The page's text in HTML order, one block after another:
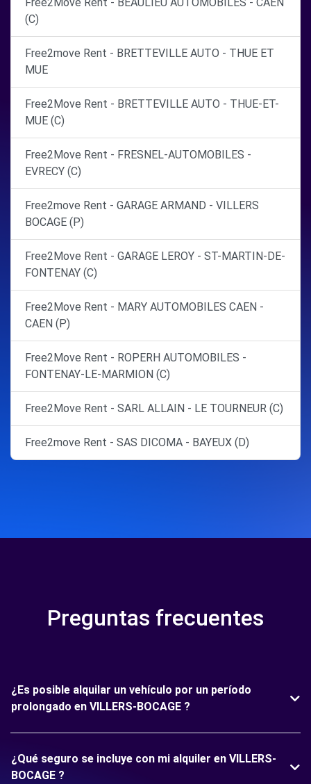
(C)
Free2move Rent - BRETTEVILLE AUTO - THUE ET
MUE
Free2Move Rent - BRETTEVILLE AUTO - THUE-ET-
MUE (C)
Free2Move Rent - FRESNEL-AUTOMOBILES -
EVRECY (C)
Free2move Rent - GARAGE ARMAND - VILLERS
BOCAGE (P)
Free2Move Rent - GARAGE LEROY - ST-MARTIN-DE-
FONTENAY (C)
Free2Move Rent - MARY AUTOMOBILES CAEN -
CAEN (P)
Free2Move Rent - ROPERH AUTOMOBILES -
FONTENAY-LE-MARMION (C)
Free2Move Rent - SARL ALLAIN - LE TOURNEUR (C)
Free2move Rent - SAS DICOMA - BAYEUX (D)
Preguntas frecuentes
¿Es posible alquilar un vehículo por un período
prolongado en VILLERS-BOCAGE ?
¿Qué seguro se incluye con mi alquiler en VILLERS-
BOCAGE ?